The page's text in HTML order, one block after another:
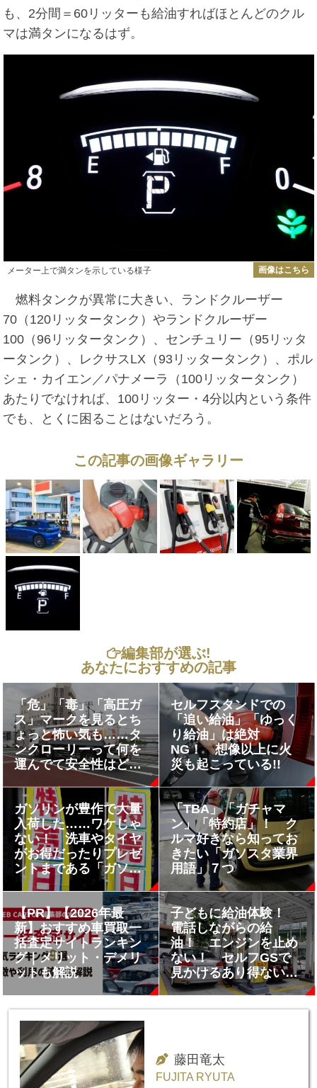
も、2分間＝60リッターも給油すればほとんどのクル
マは満タンになるはず。
メーター上で満タンを示している様子 画像はこちら
燃料タンクが異常に大きい、ランドクルーザー
70（120リッタータンク）やランドクルーザー
100（96リッタータンク）、センチュリー（95リッタ
ータンク）、レクサスLX（93リッタータンク）、ポル
シェ・カイエン／パナメーラ（100リッタータンク）
あたりでなければ、100リッター・4分以内という条件
でも、とくに困ることはないだろう。
この記事の画像ギャラリー
編集部が選ぶ!
あなたにおすすめの記事
「危」「毒」「高圧ガ
ス」マークを見るとち
ょっと怖い気も……タ
ンクローリーって何を
運んでて安全性はどう
セルフスタンドでの
「追い給油」「ゆっく
り給油」は絶対
NG！ 想像以上に火
災も起こっている!!
ガソリンが豊作で大量
入荷した……ワケじゃ
ない！ 洗車やタイヤ
がお得だったりプレゼ
ントまである「ガソリ
ンスタンド」の「特売
「TBA」「ガチャマ
ン」「特約店」！ ク
ルマ好きなら知ってお
きたい「ガソスタ業界
用語」７つ
【PR】【2026年最
新】おすすめ車買取一
括査定サイトランキン
グ｜メリット・デメリ
ットも解説
子どもに給油体験！
電話しながらの給
油！ エンジンを止め
ない！ セルフGSで
見かけるあり得ない危
険行為10選
藤田竜太
FUJITA RYUTA